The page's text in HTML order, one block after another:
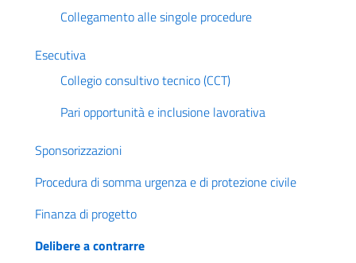
Collegamento alle singole procedure
Esecutiva
Collegio consultivo tecnico (CCT)
Pari opportunità e inclusione lavorativa
Sponsorizzazioni
Procedura di somma urgenza e di protezione civile
Finanza di progetto
Delibere a contrarre